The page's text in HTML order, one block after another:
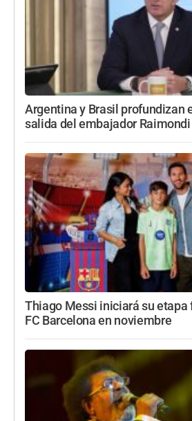
Argentina y Brasil profundizan
salida del embajador Raimondi
Thiago Messi iniciará su etapa
FC Barcelona en noviembre